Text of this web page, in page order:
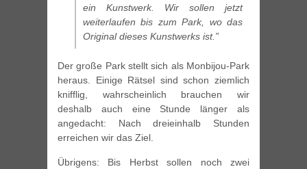
ein Kunstwerk. Wir sollen jetzt
weiterlaufen bis zum Park, wo das
Original dieses Kunstwerks ist.”
Der große Park stellt sich als Monbijou-Park
heraus. Einige Rätsel sind schon ziemlich
knifflig, wahrscheinlich brauchen wir
deshalb auch eine Stunde länger als
angedacht: Nach dreieinhalb Stunden
erreichen wir das Ziel.
Übrigens: Bis Herbst sollen noch zwei